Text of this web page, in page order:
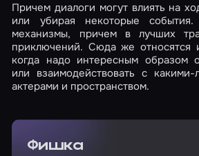
Причем диалоги могут влиять на
или убирая некоторые
механизмы, причем в лучших
приключений. Сюда же относятся
когда надо интересным образом
или взаимодействовать с какими-
актерами и пространством.
Фишка